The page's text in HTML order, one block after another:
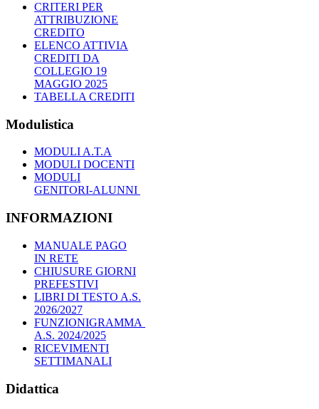
CRITERI PER
ATTRIBUZIONE
CREDITO
ELENCO ATTIVIA
CREDITI DA
COLLEGIO 19
MAGGIO 2025
TABELLA CREDITI
Modulistica
MODULI A.T.A
MODULI DOCENTI
MODULI
GENITORI-ALUNNI
INFORMAZIONI
MANUALE PAGO
IN RETE
CHIUSURE GIORNI
PREFESTIVI
LIBRI DI TESTO A.S.
2026/2027
FUNZIONIGRAMMA
A.S. 2024/2025
RICEVIMENTI
SETTIMANALI
Didattica